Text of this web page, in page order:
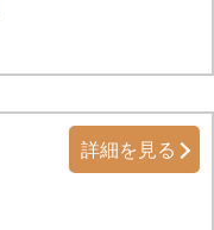
詳細を見る